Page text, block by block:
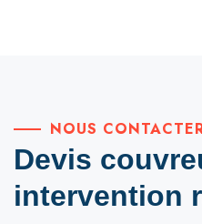
NOUS
Devis
intervention